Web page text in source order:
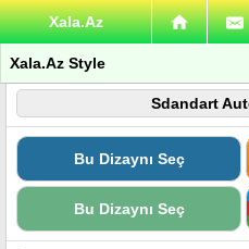
Xala.Az
Xala.Az Style
Sdandart
Bu Dizaynı Seç
Bu Dizaynı Seç